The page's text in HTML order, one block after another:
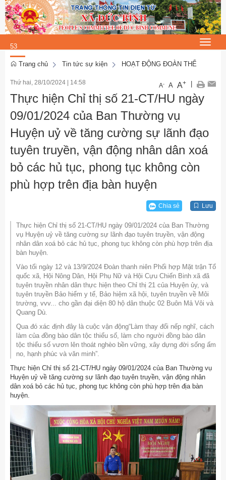
Chủ Nhật, 9/8/2026
8
:
53
:
Toggle
Trang chủ
Tin tức sự kiện HOẠT ĐỘNG ĐOÀN THỂ
Thứ hai, 28/10/2024 14:58 A- A A+
Thực hiện Chỉ thị số 21-CT/HU ngày
09/01/2024 của Ban Thường vụ
Huyện uỷ về tăng cường sự lãnh đạo
tuyên truyền, vận động nhân dân xoá
bỏ các hủ tục, phong tục không còn
phù hợp trên địa bàn huyện
Chia sẻ Lưu
Thực hiện Chỉ thị số 21-CT/HU ngày 09/01/2024 của Ban Thường
vụ Huyện uỷ về tăng cường sự lãnh đạo tuyên truyền, vận động
nhân dân xoá bỏ các hủ tục, phong tục không còn phù hợp trên địa
bàn huyện.
Vào tối ngày 12 và 13/9/2024 Đoàn thanh niên Phối hợp Mặt trận Tổ
quốc xã, Hội Nông Dân, Hội Phụ Nữ và Hội Cựu Chiến Binh xã đã
tuyên truyền nhân dân thực hiện theo Chỉ thị 21 của Huyện ủy, và
tuyên truyền Bảo hiểm y tế, Bảo hiệm xã hội, tuyên truyền về Môi
trường, vvv... cho gần đại diện 80 hộ dân thuộc 02 Buôn Mả Vôi và
Quang Dù.
Qua đó xác định đây là cuộc vận động“Làm thay đổi nếp nghĩ, cách
làm của đồng bào dân tộc thiểu số, làm cho người đồng bào dân
tộc thiểu số vươn lên thoát nghèo bền vững, xây dựng đời sống ấm
no, hạnh phúc và văn minh”.
Thực hiện Chỉ thị số 21-CT/HU ngày 09/01/2024 của Ban Thường vụ
Huyện uỷ về tăng cường sự lãnh đạo tuyên truyền, vận động nhân
dân xoá bỏ các hủ tục, phong tục không còn phù hợp trên địa bàn
huyện.